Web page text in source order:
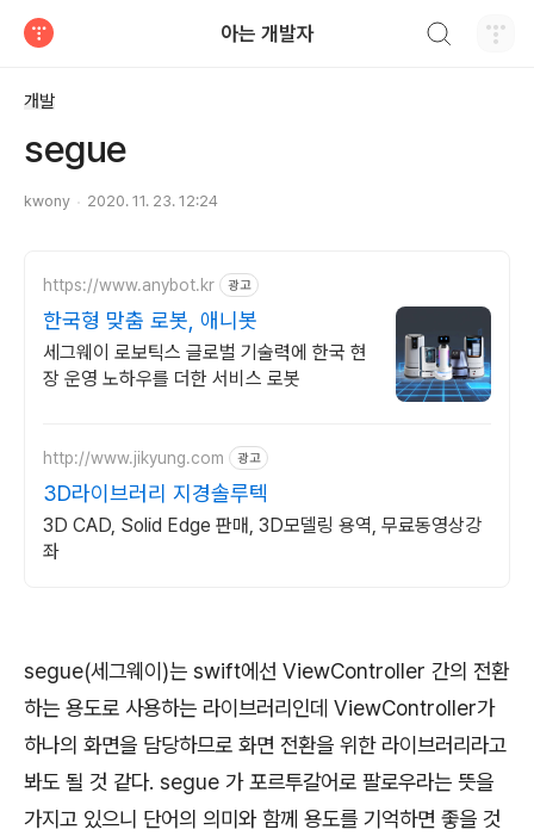
아는 개발자
개발
segue
kwony 2020. 11. 23. 12:24
https://www.anybot.kr 광고
한국형 맞춤 로봇, 애니봇
세그웨이 로보틱스 글로벌 기술력에 한국 현
장 운영 노하우를 더한 서비스 로봇
http://www.jikyung.com 광고
3D라이브러리 지경솔루텍
3D CAD, Solid Edge 판매, 3D모델링 용역, 무료동영상강
좌
segue(세그웨이)는 swift에선 ViewController 간의 전환
하는 용도로 사용하는 라이브러리인데 ViewController가
하나의 화면을 담당하므로 화면 전환을 위한 라이브러리라고
봐도 될 것 같다. segue 가 포르투갈어로 팔로우라는 뜻을
가지고 있으니 단어의 의미와 함께 용도를 기억하면 좋을 것